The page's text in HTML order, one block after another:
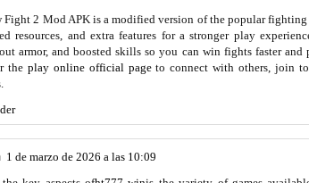
Fight 2 Mod APK is a modified version of the popular
resources, and extra features for a stronger play
armor, and boosted skills so you can win fights faster
the play online official pageto connect with others, join
1 de marzo de 2026 a las 10:09